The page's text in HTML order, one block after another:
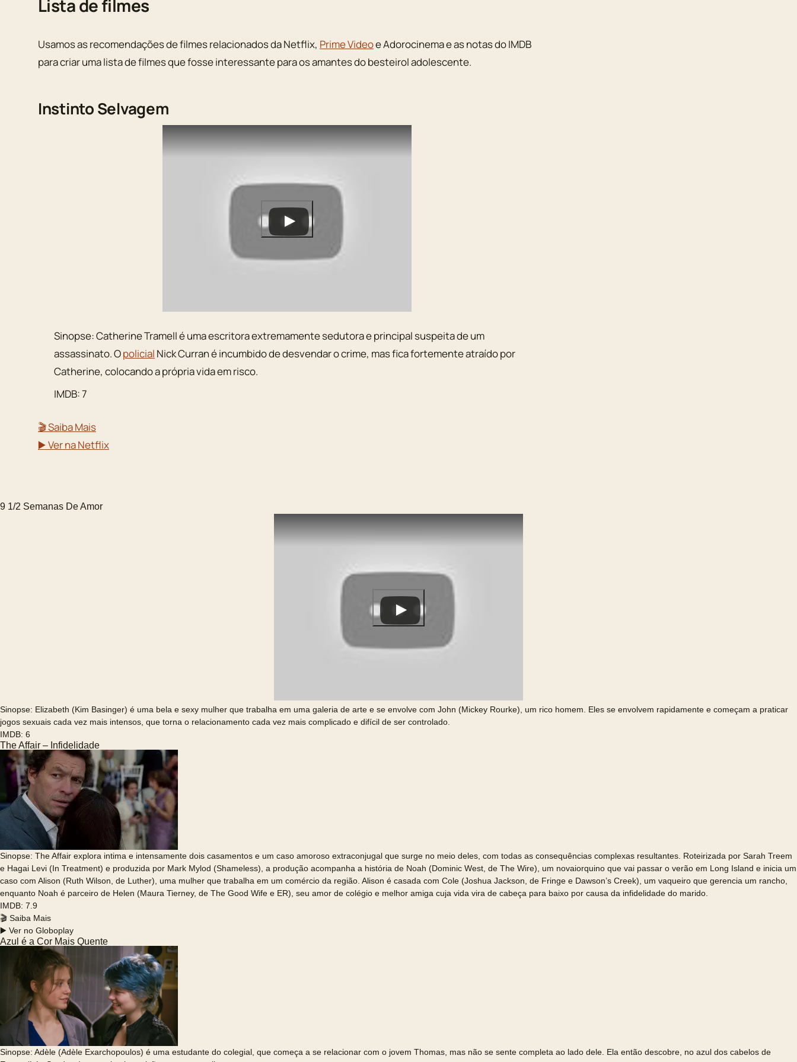
Lista de filmes
Usamos as recomendações de filmes relacionados da Netflix, Prime Videoe Adorocinema e as notas do IMDB
para criar uma lista de filmes que fosse interessante para os amantes do besteirol adolescente.
Instinto Selvagem
Sinopse: Catherine Tramell é uma escritora extremamente sedutora e principal suspeita de um
assassinato. Opolicial Nick Curran é incumbido de desvendar o crime, mas fica fortemente atraído por
Catherine, colocando a própria vida em risco.
IMDB: 7
🎬 Saiba Mais
▶️ Ver na Netflix
9 1/2 Semanas De Amor
Sinopse: Elizabeth (Kim Basinger) é uma bela e sexy mulher que trabalha em uma galeria de arte e se envolve com John (Mickey Rourke), um rico homem. Eles se envolvem rapidamente e começam a praticar
jogos sexuais cada vez mais intensos, que torna o relacionamento cada vez mais complicado e difícil de ser controlado.
IMDB: 6
The Affair – Infidelidade
Sinopse: The Affair explora intima e intensamente dois casamentos e um caso amoroso extraconjugal que surge no meio deles, com todas as consequências complexas resultantes. Roteirizada por Sarah Treem
e Hagai Levi (In Treatment) e produzida por Mark Mylod (Shameless), a produção acompanha a história de Noah (Dominic West, de The Wire), um novaiorquino que vai passar o verão em Long Island e inicia um
caso com Alison (Ruth Wilson, de Luther), uma mulher que trabalha em um comércio da região. Alison é casada com Cole (Joshua Jackson, de Fringe e Dawson’s Creek), um vaqueiro que gerencia um rancho,
enquanto Noah é parceiro de Helen (Maura Tierney, de The Good Wife e ER), seu amor de colégio e melhor amiga cuja vida vira de cabeça para baixo por causa da infidelidade do marido.
IMDB: 7.9
🎬 Saiba Mais
▶️ Ver no Globoplay
Azul é a Cor Mais Quente
Sinopse: Adèle (Adèle Exarchopoulos) é uma estudante do colegial, que começa a se relacionar com o jovem Thomas, mas não se sente completa ao lado dele. Ela então descobre, no azul dos cabelos de